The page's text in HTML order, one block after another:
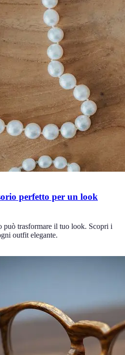
perfetto per un look
può trasformare il tuo look. Scopri i
outfit elegante.